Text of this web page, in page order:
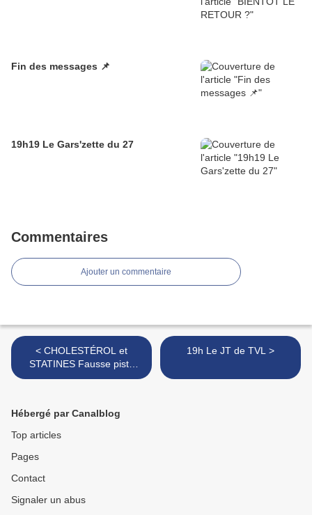
Fin des messages 📌
19h19 Le Gars'zette du 27
Commentaires
Ajouter un commentaire
< CHOLESTÉROL et
STATINES Fausse piste
hyper rentable !
19h Le JT de TVL >
Hébergé par Canalblog
Top articles
Pages
Contact
Signaler un abus